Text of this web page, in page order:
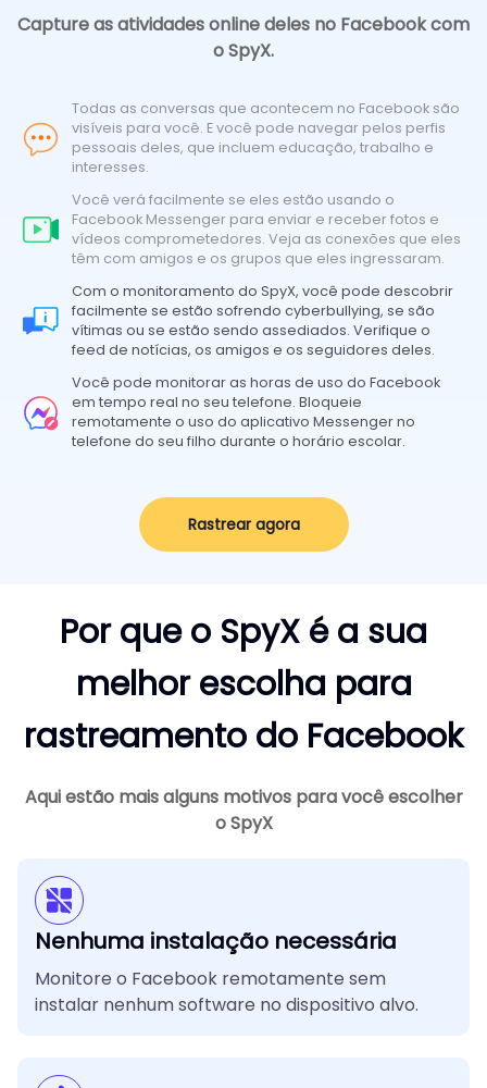
Todas as conversas que acontecem no Facebook são
visíveis para você. E você pode navegar pelos perfis
pessoais deles, que incluem educação, trabalho e
interesses.
Você verá facilmente se eles estão usando o
Facebook Messenger para enviar e receber fotos e
vídeos comprometedores. Veja as conexões que eles
têm com amigos e os grupos que eles ingressaram.
Com o monitoramento do SpyX, você pode descobrir
facilmente se estão sofrendo cyberbullying, se são
vítimas ou se estão sendo assediados. Verifique o
feed de notícias, os amigos e os seguidores deles.
Você pode monitorar as horas de uso do Facebook
em tempo real no seu telefone. Bloqueie
remotamente o uso do aplicativo Messenger no
telefone do seu filho durante o horário escolar.
Capture as atividades online deles no Facebook com
o SpyX.
Rastrear agora
Por que o SpyX é a sua
melhor escolha para
rastreamento do Facebook
Aqui estão mais alguns motivos para você escolher
o SpyX
Nenhuma instalação necessária
Monitore o Facebook remotamente sem
instalar nenhum software no dispositivo alvo.